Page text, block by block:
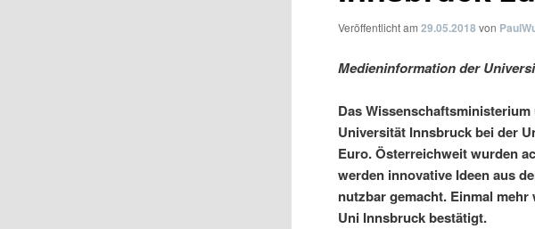
Veröffentlicht am29.05.2018 von
Medieninformation der
Das
Universität Innsbruck bei der
Euro. Österreichweit wurden
werden innovative Ideen aus
nutzbar gemacht. Einmal
Uni Innsbruck bestätigt.